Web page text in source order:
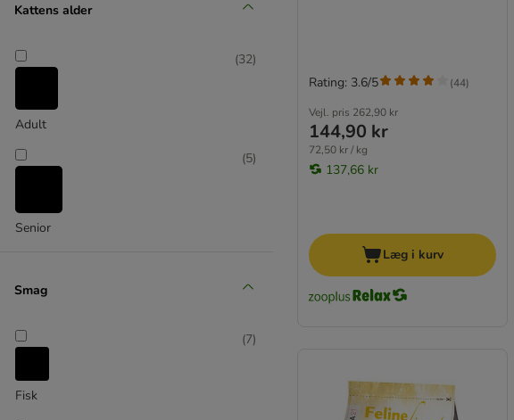
Cat´s Love
★ Cosma
Crave
Eukanuba
Fitmin
GranataPet
Grau
Kattens alder
Adult
(32)
Senior
(5)
Smag
Fisk
(7)
Vejl. pris 262,90 kr
144,90 kr
72,50 kr / kg
137,66 kr
Rating: 3.6/5 (44)
Læg i kurv